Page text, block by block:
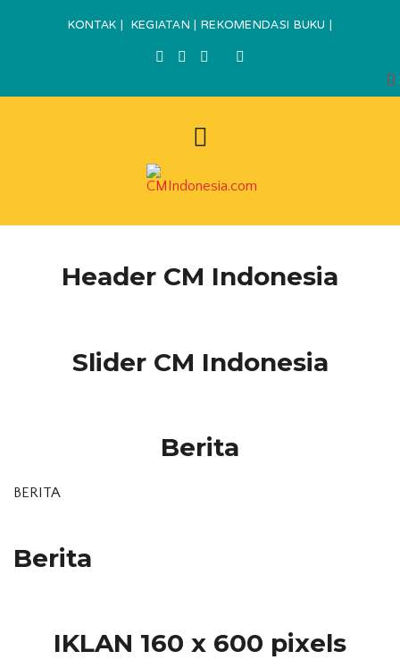
KONTAK| KEGIATAN|REKOMENDASI BUKU|
Header CM Indonesia
Slider CM Indonesia
Berita
BERITA
Berita
IKLAN 160 x 600 pixels